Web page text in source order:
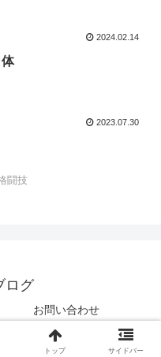
2024.02.14
2023.07.30
闘技
ログ
お問い合わせ
ブログ.
トップ サイドバー